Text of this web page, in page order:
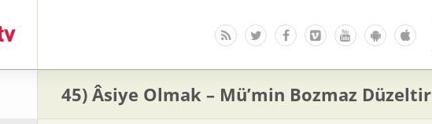
45) Âsiye Olmak – Mü’min Bozmaz Düzeltir